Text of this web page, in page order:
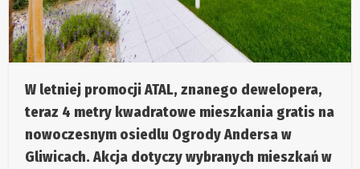
W letniej promocji ATAL, znanego dewelopera,
teraz 4 metry kwadratowe mieszkania gratis na
nowoczesnym osiedlu Ogrody Andersa w
Gliwicach. Akcja dotyczy wybranych mieszkań w